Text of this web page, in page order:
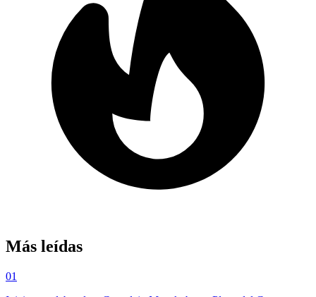
Más leídas
01